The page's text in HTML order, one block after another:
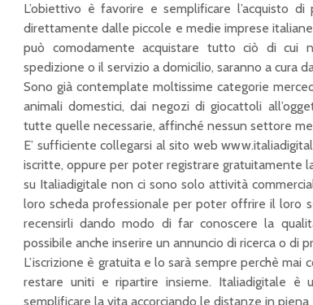
L’obiettivo è favorire e semplificare l’acquisto
direttamente dalle piccole e medie imprese
può comodamente acquistare tutto ciò di cui
spedizione o il servizio a domicilio, saranno a cura
Sono già contemplate moltissime categorie
animali domestici, dai negozi di giocattoli
tutte quelle necessarie, affinché nessun settore
E’ sufficiente collegarsi al sito web
iscritte, oppure per poter registrare gratuitamente
su Italiadigitale non ci sono solo attività
loro scheda professionale per poter offrire il loro
recensirli dando modo di far conoscere la
possibile anche inserire un annuncio di ricerca o di
L’iscrizione è gratuita e lo sarà sempre perchè
restare uniti e ripartire insieme. Italiadigitale
semplificare la vita accorciando le distanze in